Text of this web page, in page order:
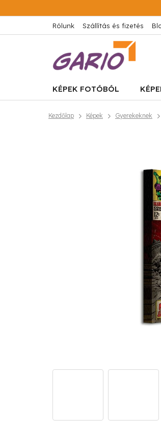
a
tartalomhoz
Rólunk Szállítás és fizetés
KÉPEK FOTÓBÓL
Kezdőlap Képek Gyerekeknek